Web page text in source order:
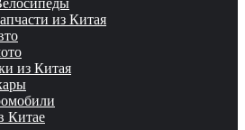
из Китая
из Китая
Китае